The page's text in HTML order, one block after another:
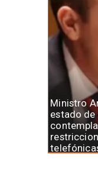
Ministro
estado de